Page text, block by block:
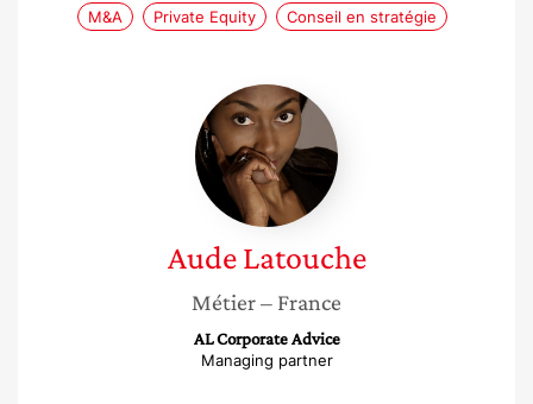
M&A Private Equity Conseil en stratégie
Aude
Latouche
Aude Latouche
Métier– France
AL Corporate Advice
Managing partner